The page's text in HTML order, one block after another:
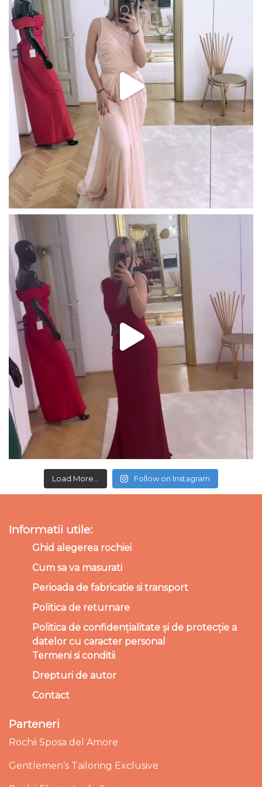
Load More... Follow on Instagram
Informatii utile:
Ghid alegerea rochiei
Cum sa va masurati
Perioada de fabricatie si transport
Politica de returnare
Politica de confidențialitate și de protecție a
datelor cu caracter personal
Termeni si conditii
Drepturi de autor
Contact
Parteneri
Rochii Sposa del Amore
Gentlemen’s Tailoring Exclusive